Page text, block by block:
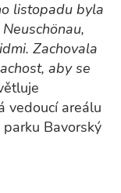
listopadu byla
Zachovala
aby se
vedoucí areálu
Bavorský